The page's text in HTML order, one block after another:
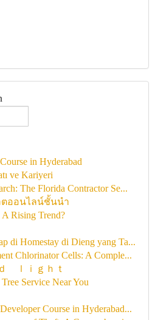
in Hyderabad
ve Kariyeri
The Florida Contractor Se...
ตออนไลน์ชั้นนำ
Rising Trend?
di Homestay di Dieng yang Ta...
Chlorinator Cells: A Comple...
ｌｉｇｈｔ
Service Near You
Course in Hyderabad...